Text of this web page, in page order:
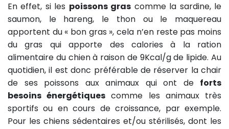
En effet, si les poissons gras comme la sardine, le
saumon, le hareng, le thon ou le maquereau
apportent du « bon gras », cela n’en reste pas moins
du gras qui apporte des calories à la ration
alimentaire du chien à raison de 9Kcal/g de lipide. Au
quotidien, il est donc préférable de réserver la chair
de ses poissons aux animaux qui ont de forts
besoins énergétiques comme les animaux très
sportifs ou en cours de croissance, par exemple.
Pour les chiens sédentaires et/ou stérilisés, dont les